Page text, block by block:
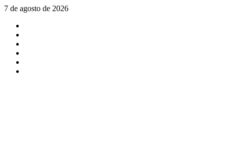
Saltar
contenido
7 de agosto de 2026